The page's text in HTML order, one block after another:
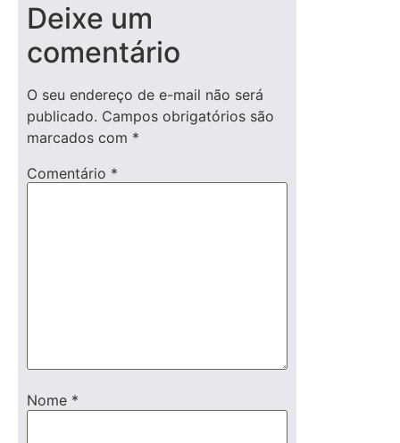
Deixe um
comentário
O seu endereço de e-mail não será
publicado. Campos obrigatórios são
marcados com *
Comentário *
Nome *